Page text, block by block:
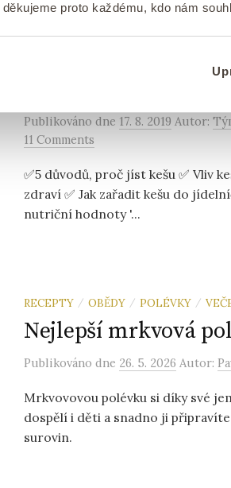
proto každému, kdo nám
Publikováno dne 17. 8. 2019 Autor:
11 Comments
✅5 důvodů, proč jíst kešu ✅ Vliv
zdraví ✅ Jak zařadit kešu do
nutriční hodnoty '...
RECEPTY / OBĚDY / POLÉVKY /
Nejlepší mrkvová
Publikováno dne 26. 5. 2026 Autor:
Mrkvovovou polévku si díky své
dospělí i děti a snadno ji
surovin.